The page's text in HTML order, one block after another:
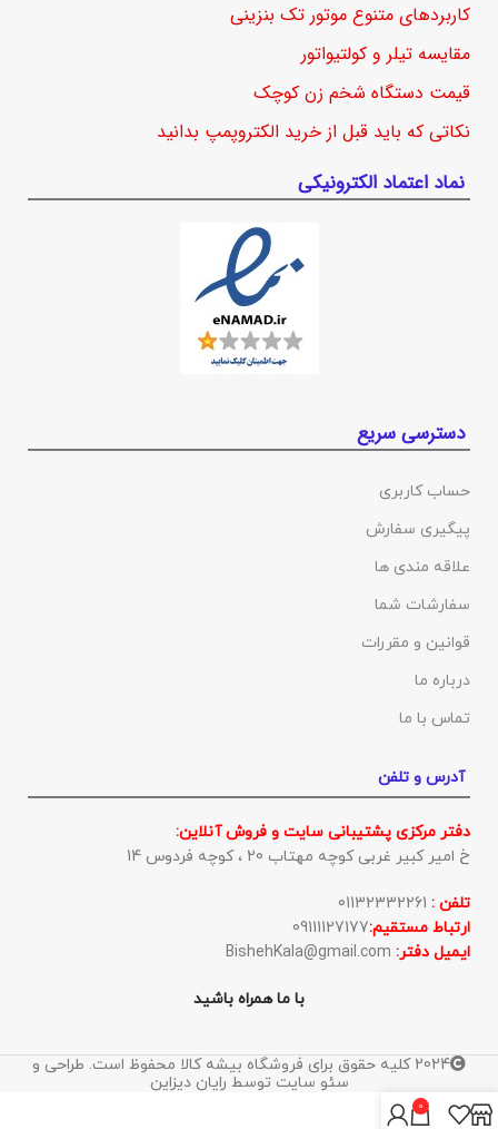
کاربردهای متنوع موتور تک بنزینی
مقایسه تیلر و کولتیواتور
قیمت دستگاه شخم زن کوچک
نکاتی که باید قبل از خرید الکتروپمپ بدانید
نماد اعتماد الکترونیکی
دسترسی سریع
حساب کاربری
پیگیری سفارش
علاقه مندی ها
سفارشات شما
قوانین و مقررات
درباره ما
تماس با ما
آدرس و تلفن
دفتر مرکزی پشتیبانی سایت و فروش آنلاین:
خ امیر کبیر غربی کوچه مهتاب 20 ، کوچه فردوس 14
تلفن :
ارتباط مستقیم:09111127177
ایمیل دفتر:
با ما همراه باشید
2024 کلیه حقوق برای فروشگاه بیشه کالا محفوظ است. طراحی و
سئو سایت توسط رایان دیزاین
0